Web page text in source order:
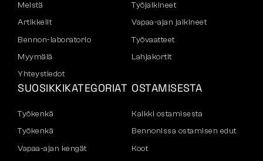
Meistä
Artikkelit
Bennon-laboratorio
Myymälä
Yhteystiedot
Työjalkineet
Vapaa-ajan jalkineet
Työvaatteet
Lahjakortit
SUOSIKKIKATEGORIAT
Työkenkä
Työkenkä
Vapaa-ajan kengät
OSTAMISESTA
Kaikki ostamisesta
Bennonissa ostamisen edut
Koot